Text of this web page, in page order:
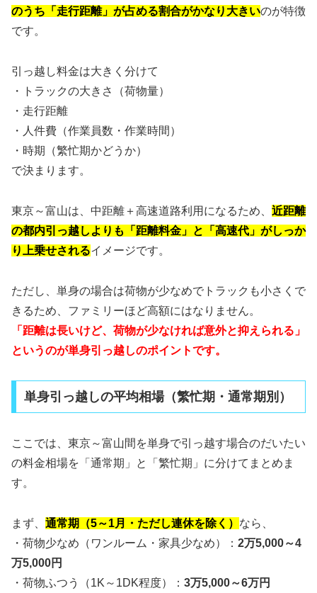
のうち「走行距離」が占める割合がかなり大きいのが特徴
です。
引っ越し料金は大きく分けて
・トラックの大きさ（荷物量）
・走行距離
・人件費（作業員数・作業時間）
・時期（繁忙期かどうか）
で決まります。
東京～富山は、中距離＋高速道路利用になるため、 近距離
の都内引っ越しよりも「距離料金」と「高速代」がしっか
り上乗せされるイメージです。
ただし、単身の場合は荷物が少なめでトラックも小さくで
きるため、ファミリーほど高額にはなりません。
「距離は長いけど、荷物が少なければ意外と抑えられる」
というのが単身引っ越しのポイントです。
単身引っ越しの平均相場（繁忙期・通常期別）
ここでは、東京～富山間を単身で引っ越す場合のだいたい
の料金相場を「通常期」と「繁忙期」に分けてまとめま
す。
まず、 通常期（5～1月・ただし連休を除く） なら、
・荷物少なめ（ワンルーム・家具少なめ）： 2万5,000～4
万5,000円
・荷物ふつう（1K～1DK程度）： 3万5,000～6万円